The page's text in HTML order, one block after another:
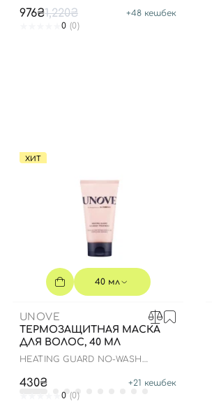
976₴1,220₴ +48 кешбек
0 (0)
ХИТ
40 мл
UNOVE
ТЕРМОЗАЩИТНАЯ МАСКА
ДЛЯ ВОЛОС, 40 МЛ
HEATING GUARD NO-WASH
430₴ +21 кешбек
0 (0)
не добавили товары в корзину